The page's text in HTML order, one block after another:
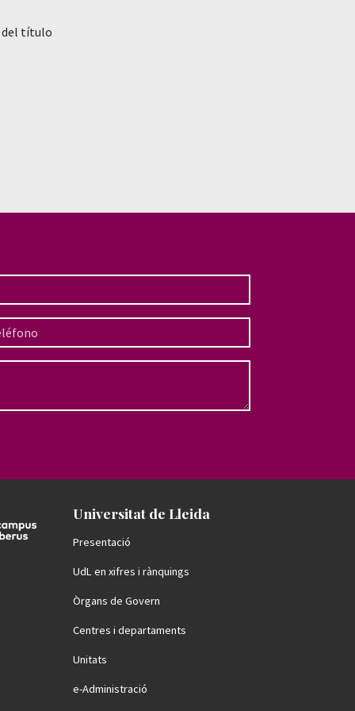
del título
Universitat de Lleida
Presentació
UdL en xifres i rànquings
Òrgans de Govern
Centres i departaments
Unitats
e-Administració